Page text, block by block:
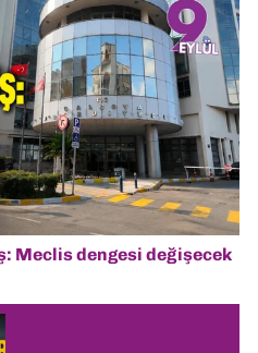
Meclis dengesi değişecek